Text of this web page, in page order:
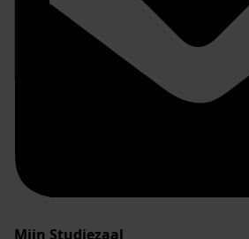
Mijn Studiezaal